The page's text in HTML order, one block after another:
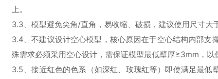
上。
3.3、模型避免尖角/直角，易收缩、破损，建议使用尺寸大
3.4、不建议设计空心模型，核心原因在于空心结构内部
殊需求必须采用空心设计，需保证模型最低壁厚≥3mm，以
3.5、接近红色的色系（如深红、玫瑰红等）即使满足最